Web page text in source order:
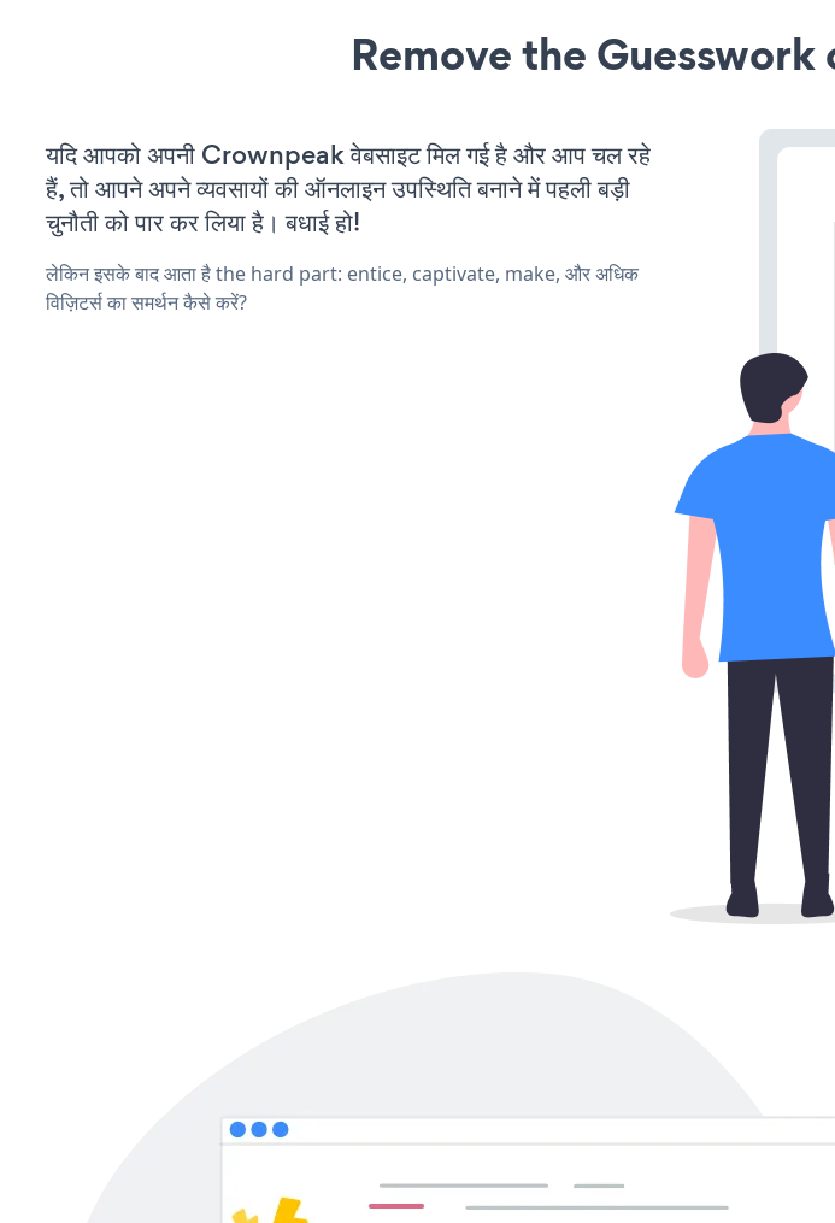
Remove the
यदि आपको अपनी Crownpeak वेबसाइट मिल गई है और आप चल रहे
हैं, तो आपने अपने व्यवसायों की ऑनलाइन उपस्थिति बनाने में पहली बड़ी
चुनौती को पार कर लिया है। बधाई हो!
लेकिन इसके बाद आता है the hard part: entice, captivate, make, और अधिक
विज़िटर्स का समर्थन कैसे करें?